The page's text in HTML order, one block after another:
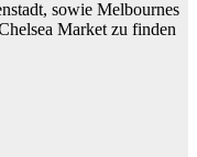
sowie Melbournes
Market zu finden